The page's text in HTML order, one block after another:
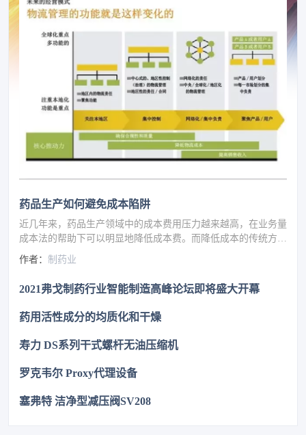
药品生产如何避免成本陷阱
近几年来，药品生产领域中的成本费用压力越来越高，在业务量
成本法的帮助下可以明显地降低成本费。而降低成本的传统方法
就是建立瘦身型供应链以及销售物流的外包，但就是这物流合同
本身也有着可以节约资金费用的潜力可以挖掘。
作者： 制药业
2021弗戈制药行业智能制造高峰论坛即将盛大开幕
药用活性成分的均质化和干燥
寿力 DS系列干式螺杆无油压缩机
罗克韦尔 Proxy代理设备
塞弗特 洁净型减压阀SV208